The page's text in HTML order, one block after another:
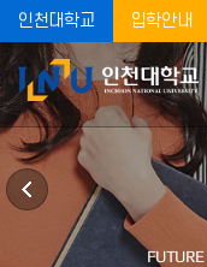
인천대학교 입학안내